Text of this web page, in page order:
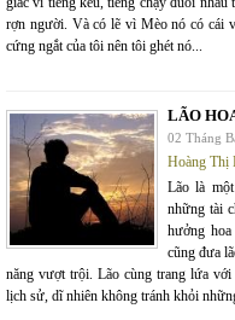
rợn người. Và có lẽ vì Mèo nó có cái
cứng ngắt của tôi nên tôi ghét nó...
LÃO
02 Tháng
Hoàng Thị
Lão là
những tài
hưởng
cũng đưa
năng vượt trội. Lão cùng trang lứa
lịch sử, dĩ nhiên không tránh khỏi